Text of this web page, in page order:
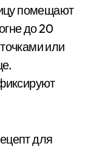
помещают
до 20
или
для